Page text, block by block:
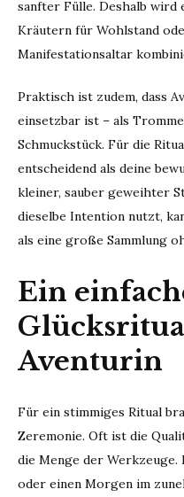
sanfter Fülle. Deshalb
Kräutern für Wohlstand
Manifestationsaltar
Praktisch ist zudem, dass
einsetzbar ist – als
Schmuckstück. Für die
entscheidend als deine
kleiner, sauber geweihter
dieselbe Intention nutzt,
als eine große Sammlung
Ein
Aventurin
Für ein stimmiges Ritual
Zeremonie. Oft ist die
die Menge der
oder einen Morgen im